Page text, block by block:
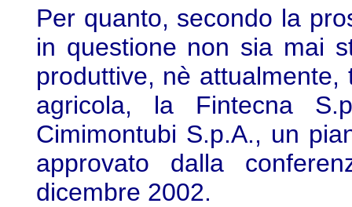
Per quanto, secondo la
in questione non sia mai
produttive, nè
agricola, la Fintecna
Cimimontubi S.p.A., un
approvato dalla
dicembre 2002.